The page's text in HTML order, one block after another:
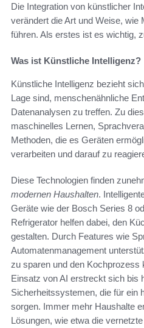
Die Integration von künstlicher
verändert die Art und Weise, wie
führen. Als erstes ist es wichtig,
Was ist Künstliche Intelligenz?
Künstliche Intelligenz bezieht
Lage sind, menschenähnliche
Datenanalysen zu treffen. Zu
maschinelles Lernen,
Methoden, die es Geräten
verarbeiten und darauf zu
Diese Technologien finden
modernen Haushalten.
Geräte wie der Bosch Series 8
Refrigerator helfen dabei, den
gestalten. Durch Features wie
Automatenmanagement
zu sparen und den Kochprozess
Einsatz von AI erstreckt sich bis
Sicherheitssystemen, die für ein
sorgen. Immer mehr Haushalte
Lösungen, wie etwa die